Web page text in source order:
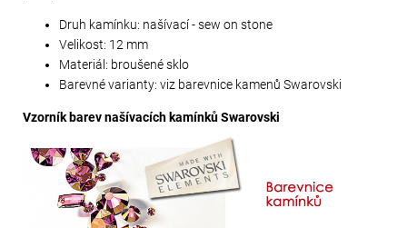
Druh kamínku: našívací - sew on stone
Velikost: 12 mm
Materiál: broušené sklo
Barevné varianty: viz barevnice kamenů Swarovski
Vzorník barev našívacích kamínků Swarovski